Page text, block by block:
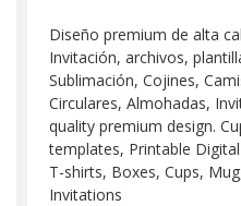
Diseño premium de alta
Invitación, archivos,
Sublimación, Cojines,
Circulares, Almohadas,
quality premium design.
templates, Printable
T-shirts, Boxes, Cups,
Invitations